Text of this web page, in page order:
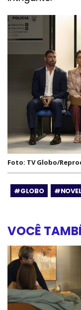
Foto: TV Globo/
#GLOBO
VOCÊ